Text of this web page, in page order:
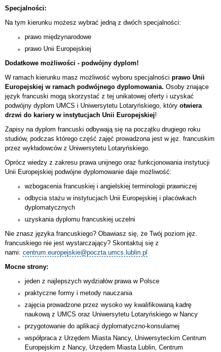
Specjalności:
Na tym kierunku możesz wybrać jedną z dwóch specjalności:
prawo międzynarodowe
prawo Unii Europejskiej
Dodatkowe możliwości - podwójny dyplom!
W ramach kierunku masz możliwość wyboru specjalności prawo Unii
Europejskiej w ramach podwójnego dyplomowania. Osoby znające
język francuski mogą skorzystać z tej unikatowej oferty i uzyskać
podwójny dyplom UMCS i Uniwersytetu Lotaryńskiego, który otwiera
drzwi do kariery w instytucjach Unii Europejskiej!
Zapisy na dyplom francuski odbywają się na początku drugiego roku
studiów, podczas którego część zajęć prowadzona jest w jęz. francuskim
przez wykładowców z Uniwersytetu Lotaryńskiego.
Oprócz wiedzy z zakresu prawa unijnego oraz funkcjonowania instytucji
Unii Europejskiej podwójne dyplomowanie daje możliwość:
wzbogacenia francuskiej i angielskiej terminologii prawniczej
odbycia stażu w instytucjach Unii Europejskiej i placówkach
dyplomatycznych
uzyskania dyplomu francuskiej uczelni
Nie znasz języka francuskiego? Obawiasz się, że Twój poziom jęz.
francuskiego nie jest wystarczający? Skontaktuj się z
nami: centrum.europejskie@poczta.umcs.lublin.pl
Mocne strony:
jeden z najlepszych wydziałów prawa w Polsce
praktyczne formy i metody nauczania
zajęcia prowadzone przez wysoko wy kwalifikowaną kadrę
naukową z UMCS oraz Uniwersytetu Lotaryńskiego w Nancy
przygotowanie do aplikacji dyplomatyczno-konsularnej
współpraca z Urzędem Miasta Nancy, Uniwersyteckim Centrum
Europejskim z Nancy, Urzędem Miasta Lublin, Centrum